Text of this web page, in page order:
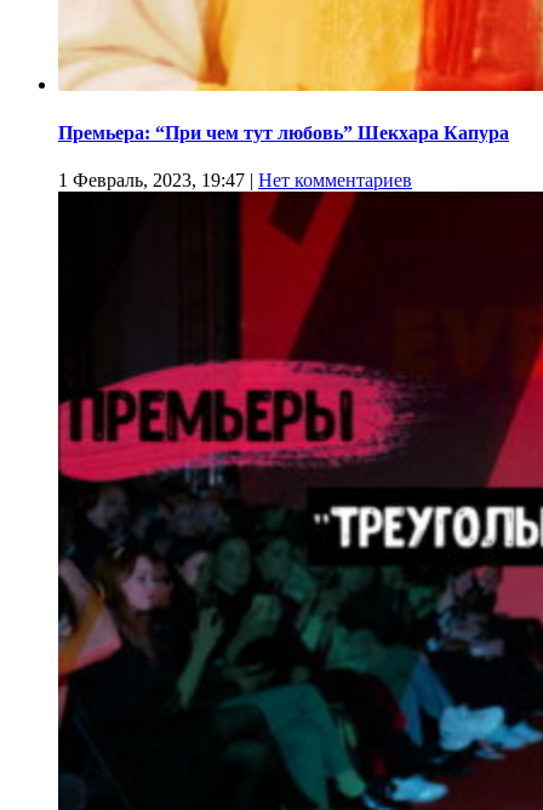
Премьера: “При чем тут любовь” Шекхара Капура
1 Февраль, 2023, 19:47 | Нет комментариев